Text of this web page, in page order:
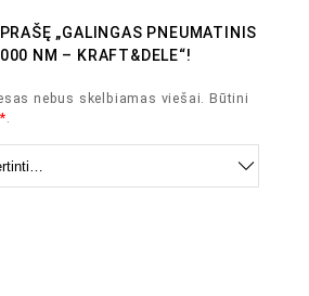
„GALINGAS PNEUMATINIS
NM – KRAFT&DELE“!
nebus skelbiamas viešai. Būtini
*.